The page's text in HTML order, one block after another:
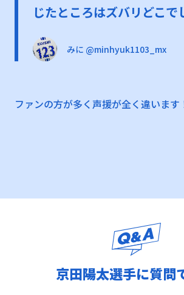
じたところはズバリどこで
みに @minhyuk1103_mx
ファンの方が多く声援が全く違います
京田陽太選手に質問